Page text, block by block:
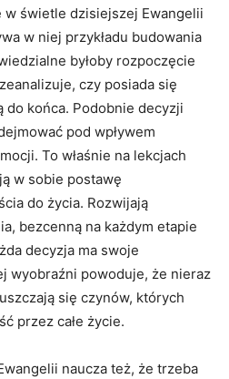
świetle dzisiejszej Ewangelii
w niej przykładu budowania
byłoby rozpoczęcie
czy posiada się
do końca. Podobnie decyzji
pod wpływem
To właśnie na lekcjach
w sobie postawę
do życia. Rozwijają
bezcenną na każdym etapie
decyzja ma swoje
wyobraźni powoduje, że nieraz
się czynów, których
przez całe życie.
naucza też, że trzeba